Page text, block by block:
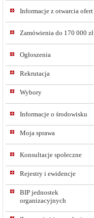
Informacje z otwarcia ofert
Zamówienia do 170 000 zł
Ogłoszenia
Rekrutacja
Wybory
Informacje o środowisku
Moja sprawa
Konsultacje społeczne
Rejestry i ewidencje
BIP jednostek
organizacyjnych